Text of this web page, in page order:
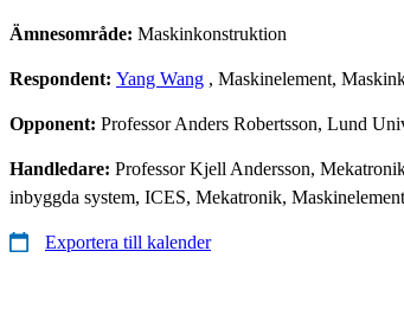
Ämnesområde: Maskinkonstruktion
Respondent: Yang Wang , Maskinelement,
Opponent: Professor Anders Robertsson, Lund
Handledare: Professor Kjell Andersson,
inbyggda system, ICES, Mekatronik, Maskinelement
Exportera till kalender